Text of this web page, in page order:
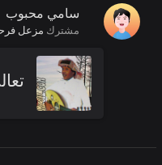
سامي محبوب
مشترك مزعل